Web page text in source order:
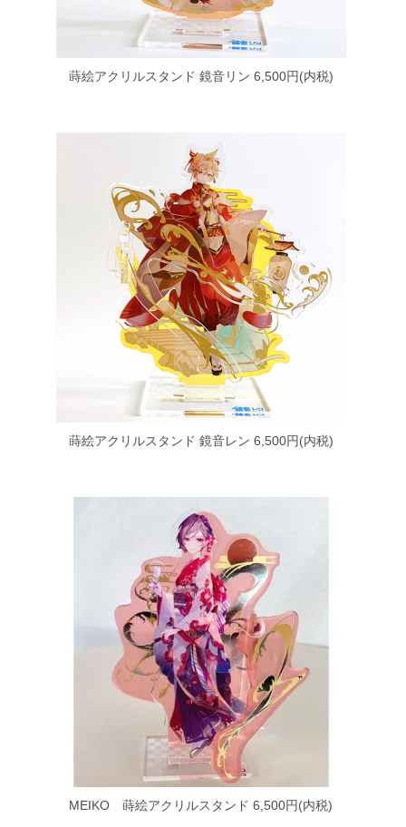
蒔絵アクリルスタンド 鏡音リン 6,500円(内税)
蒔絵アクリルスタンド 鏡音レン 6,500円(内税)
MEIKO 蒔絵アクリルスタンド 6,500円(内税)